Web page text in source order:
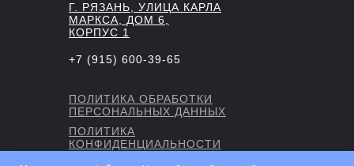
ПОЛИТИКА
КОНФИДЕНЦИАЛЬНОСТИ
ПОЛИТИКА ОБРАБОТКИ
ПЕРСОНАЛЬНЫХ ДАННЫХ
+7 (915) 600-39-65
Г. РЯЗАНЬ, УЛИЦА КАРЛА
МАРКСА, ДОМ 6,
КОРПУС 1